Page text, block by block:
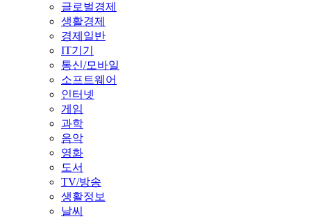
글로벌경제
생활경제
경제일반
IT기기
통신/모바일
소프트웨어
인터넷
게임
과학
음악
영화
도서
TV/방송
생활정보
날씨